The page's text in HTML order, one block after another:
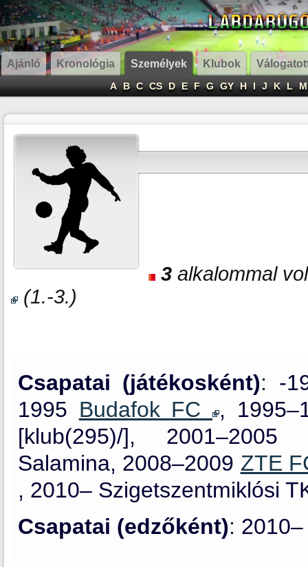
Ajánló Kronológia Személyek Klubok
A B C CS D E F G GY H I J K L M
3 alkalommal
(1.-3.)
Csapatai (játékosként): -
1995 Budafok FC ,
[klub(295)/],
Salamina, 2008–2009 ZTE
, 2010– Szigetszentmiklósi
Csapatai (edzőként):